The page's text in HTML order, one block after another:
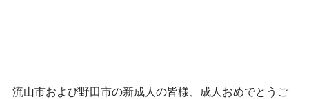
流山市および野田市の新成人の皆様、成人おめでとうご